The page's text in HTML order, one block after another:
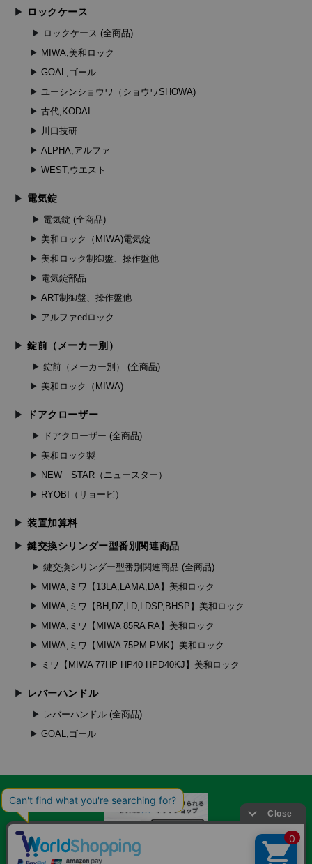
ロックケース
ロックケース (全商品)
MIWA,美和ロック
GOAL,ゴール
ユーシンショウワ（ショウワSHOWA)
古代,KODAI
川口技研
ALPHA,アルファ
WEST,ウエスト
電気錠
電気錠 (全商品)
美和ロック（MIWA)電気錠
美和ロック制御盤、操作盤他
電気錠部品
ART制御盤、操作盤他
アルファedロック
錠前（メーカー別）
錠前（メーカー別） (全商品)
美和ロック（MIWA)
ドアクローザー
ドアクローザー (全商品)
美和ロック製
NEW STAR（ニュースター）
RYOBI（リョービ）
装置加算料
鍵交換シリンダー型番別関連商品
鍵交換シリンダー型番別関連商品 (全商品)
MIWA,ミワ【13LA,LAMA,DA】美和ロック
MIWA,ミワ【BH,DZ,LD,LDSP,BHSP】美和ロック
MIWA,ミワ【MIWA 85RA RA】美和ロック
MIWA,ミワ【MIWA 75PM PMK】美和ロック
ミワ【MIWA 77HP HP40 HPD40KJ】美和ロック
レバーハンドル
レバーハンドル (全商品)
GOAL,ゴール